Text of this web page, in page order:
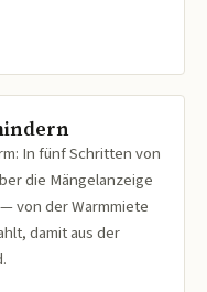
In fünf Schritten von
die Mängelanzeige
von der Warmmiete
damit aus der